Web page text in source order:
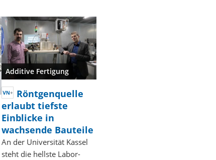
Additive Fertigung
Röntgenquelle
erlaubt tiefste
Einblicke in
wachsende Bauteile
An der Universität Kassel
steht die hellste Labor-